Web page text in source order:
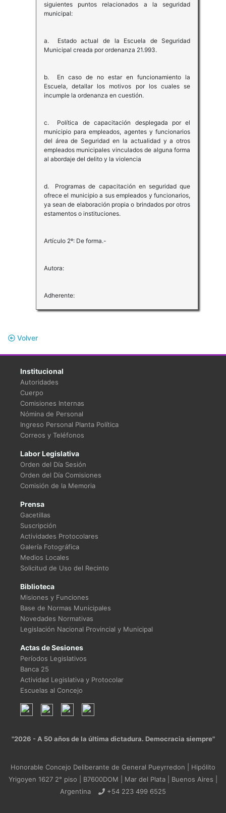
siguientes puntos relacionados a la seguridad
municipal:
a. Estado actual de la Escuela de Seguridad
Municipal creada por ordenanza 21.993.
b. En caso de no estar en funcionamiento la
Escuela, detallar los motivos por los cuales se
incumple la ordenanza en cuestión.
c. Política de capacitación desplegada por el
municipio para empleados, agentes y funcionarios
del área de Seguridad en la actualidad y a otros
empleados municipales vinculados de alguna forma
al abordaje del delito y la violencia
d. Programas de capacitación en seguridad que
ofrece el municipio a sus empleados y funcionarios,
ya sean de elaboración propia o brindados por otros
estamentos o instituciones.
Artículo 2º: De forma.-
Autora:
Adherente:
Volver
Institucional
Autoridades
Cuerpo
Comisiones Internas
Nómina de Personal
Ingreso Personal Planta Política
Correos y Teléfonos
Labor Legislativa
Orden del Día Sesión
Orden del Día Comisiones
Comisión de la Memoria
Prensa
Gacetillas
Suscripción
Actividades Protocolares
Galería Fotográfica
Medios Locales
Solicitud de Uso del Recinto
Biblioteca
Misiones y Funciones
Base de Normas Municipales
Novedades Normativas
Legislación Nacional Provincial y Municipal
Actas de Sesiones
Períodos Legislativos
Banca 25
Actividad Legislativa y Protocolar
Escuelas al Concejo
"2026 - A 50 años de la última dictadura. Democracia siempre"
Honorable Concejo Deliberante de General Pueyrredon | Hipólito
Yrigoyen 1627 2° piso | B7600DOM | Mar del Plata | Buenos Aires |
Argentina
+54 223 499 6525